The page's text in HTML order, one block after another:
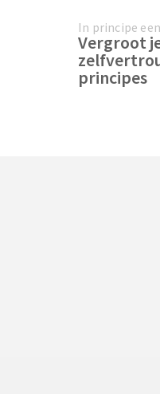
In principe
Vergroot
principes